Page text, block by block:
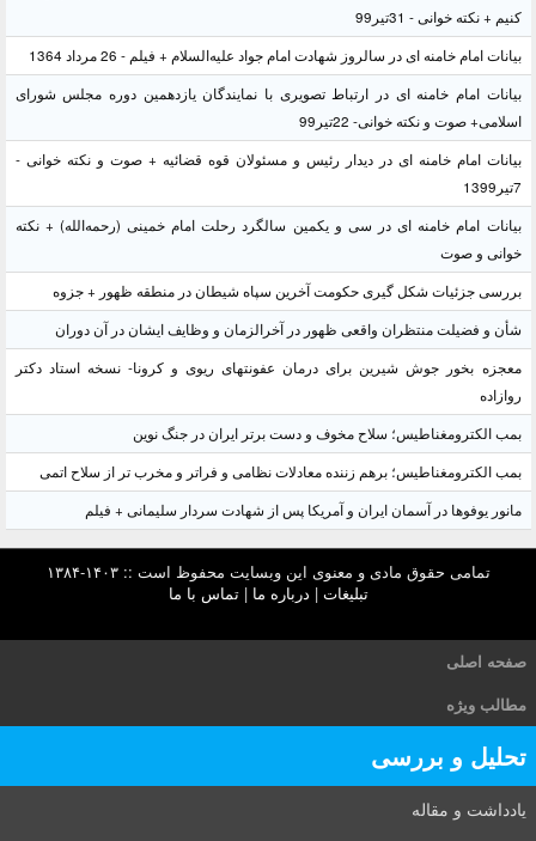
کنیم + نکته خوانی - 31تیر99
بیانات امام خامنه ای در سالروز شهادت امام جواد علیه‌السلام + فیلم - 26 مرداد 1364
بیانات امام خامنه ای در ارتباط تصویری با نمایندگان یازدهمین دوره مجلس شورای
اسلامی+ صوت و نکته خوانی- 22تیر99
بیانات امام خامنه ای در دیدار رئیس و مسئولان قوه قضائیه + صوت و نکته خوانی -
7تیر1399
بیانات امام خامنه ای در سی و یکمین سالگرد رحلت امام خمینی (رحمه‌الله) + نکته
خوانی و صوت
بررسی جزئیات شکل گیری حکومت آخرین سپاه شیطان در منطقه ظهور + جزوه
شأن و فضیلت منتظران واقعی ظهور در آخرالزمان و وظایف ایشان در آن دوران
معجزه بخور جوش شیرین برای درمان عفونتهای ریوی و کرونا- نسخه استاد دکتر
روازاده
بمب الکترومغناطیس؛ سلاح مخوف و دست برتر ایران در جنگ نوین
بمب الکترومغناطیس؛ برهم زننده معادلات نظامی و فراتر و مخرب تر از سلاح اتمی
مانور یوفوها در آسمان ایران و آمریکا پس از شهادت سردار سلیمانی + فیلم
تمامی حقوق مادی و معنوی این وبسایت محفوظ است :: ۱۴۰۳-۱۳۸۴
تبلیغات | درباره ما |تماس با ما
صفحه اصلی
مطالب ویژه
تحلیل و بررسی
یادداشت و مقاله